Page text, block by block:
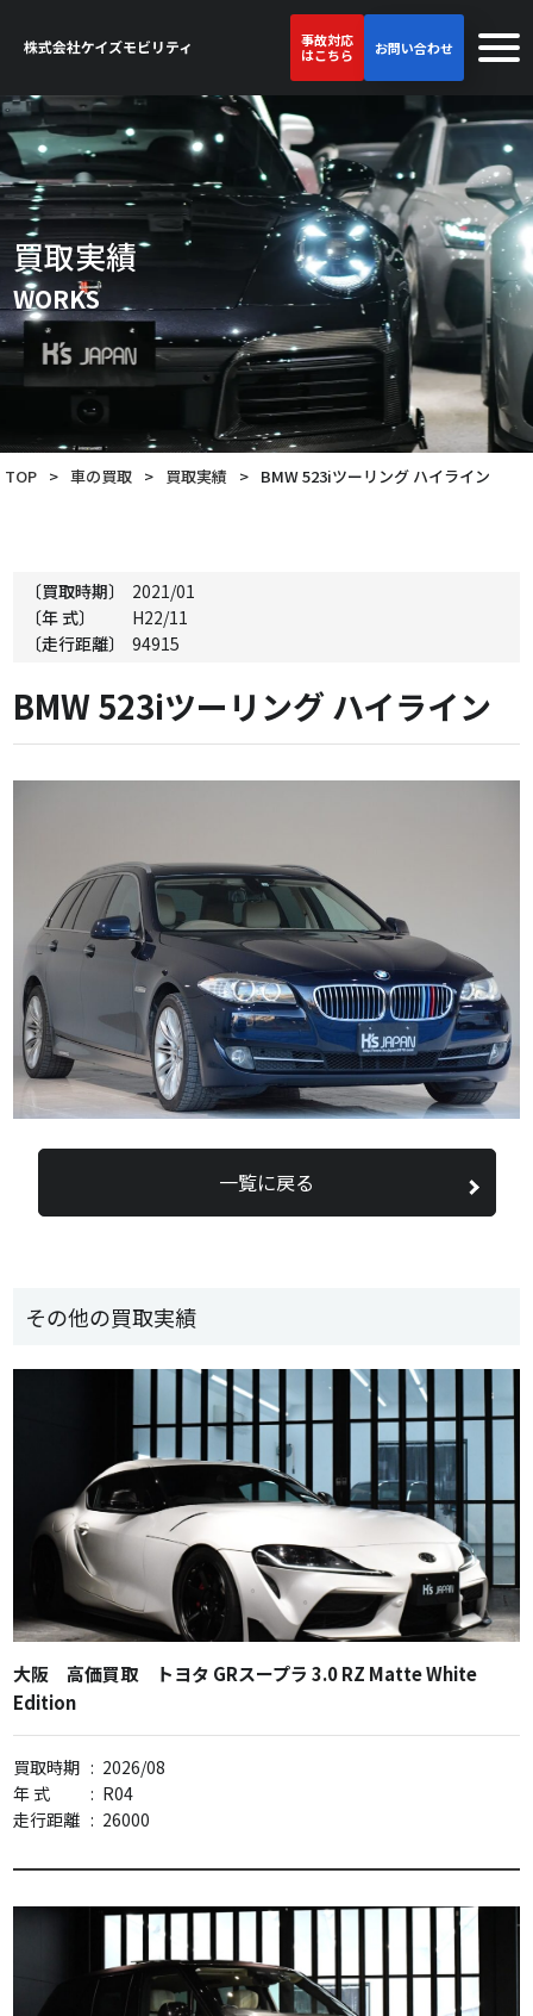
事故対応
はこちら
お問い合わせ
買取実績
WORKS
TOP > 車の買取 > 買取実績 > BMW 523iツーリング ハイライン
その他の買取実績
大阪 高価買取 トヨタ GRスープラ 3.0 RZ Matte White
Edition
買取時期 : 2026/08
年 式
: R04
走行距離 : 26000
〔買取時期〕
2021/01
〔年 式〕
H22/11
〔走行距離〕
94915
BMW 523iツーリング ハイライン
一覧に戻る